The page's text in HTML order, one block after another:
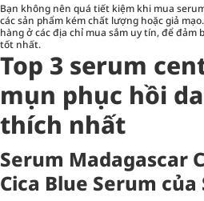
Bạn không nên quá tiết kiệm khi mua
các sản phẩm kém chất lượng hoặc giả
hàng ở các địa chỉ mua sắm uy tín, để đảm
tốt nhất.
Top 3 serum
mụn phục hồi
thích nhất
Serum Madagascar
Cica Blue Serum của